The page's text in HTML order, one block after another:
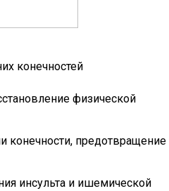
конечностей
физической
конечности, предотвращение
инсульта и ишемической